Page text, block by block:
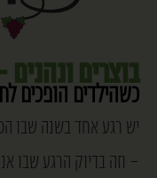
בוצרים
כשהילדים הופכים לחקלאים |
יש רגע אחד בשנה שבו
– וזה בדיוק הרגע שבו